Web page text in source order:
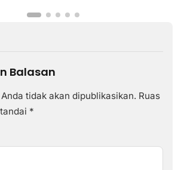
Balasan
tidak akan dipublikasikan. Ruas
*